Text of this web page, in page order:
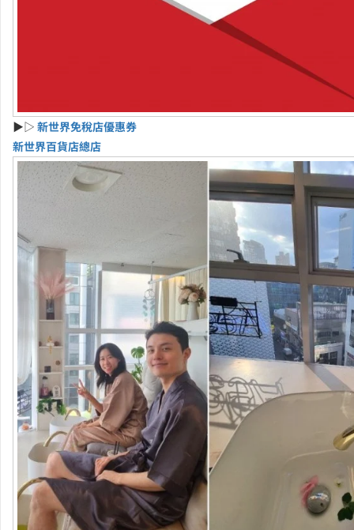
▶▷ 新世界免稅店優惠券
新世界百貨店總店